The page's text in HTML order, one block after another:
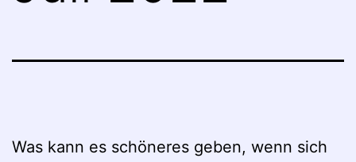
Was kann es schöneres geben, wenn sich